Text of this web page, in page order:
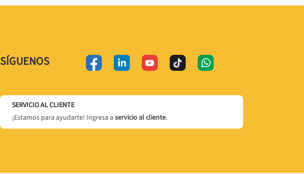
SÍGUENOS
SERVICIO AL CLIENTE
¡Estamos para ayudarte! Ingresa a servicio al cliente.